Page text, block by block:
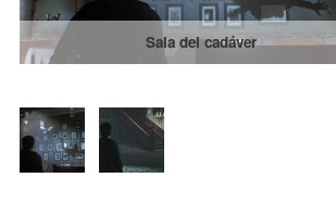
Sala del cadáver